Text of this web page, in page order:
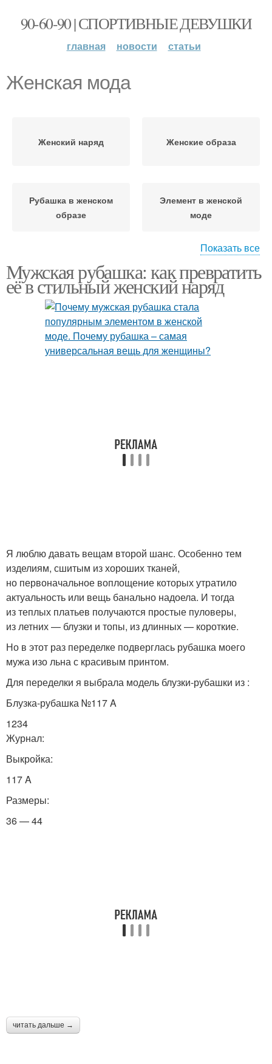
90-60-90 | СПОРТИВНЫЕ ДЕВУШКИ
главная новости статьи
Женская мода
Женский наряд Женские образа
Рубашка в женском
образе
Элемент в женской
моде
Женский образ
гардеробе
Показать все
Мужская рубашка: как превратить
её в стильный женский наряд
Я люблю давать вещам второй шанс. Особенно тем
изделиям, сшитым из хороших тканей,
но первоначальное воплощение которых утратило
актуальность или вещь банально надоела. И тогда
из теплых платьев получаются простые пуловеры,
из летних — блузки и топы, из длинных — короткие.
Но в этот раз переделке подверглась рубашка моего
мужа изо льна с красивым принтом.
Для переделки я выбрала модель блузки-рубашки из :
Блузка-рубашка №117 A
1234
Журнал:
Выкройка:
117 A
Размеры:
36 — 44
читать дальше →